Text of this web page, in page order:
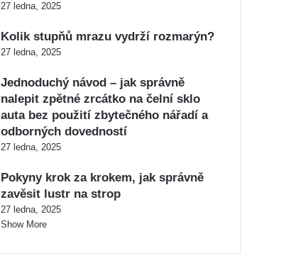
27 ledna, 2025
Kolik stupňů mrazu vydrží rozmarýn?
27 ledna, 2025
Jednoduchý návod – jak správně
nalepit zpětné zrcátko na čelní sklo
auta bez použití zbytečného nářadí a
odborných dovedností
27 ledna, 2025
Pokyny krok za krokem, jak správně
zavěsit lustr na strop
27 ledna, 2025
Show More